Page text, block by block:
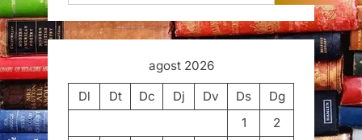
agost 2026
Dl
Dt Dc Dj Dv Ds
Dg
1
2